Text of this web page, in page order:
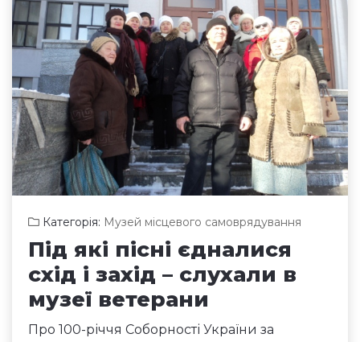
Категорія: Музей місцевого самоврядування
Під які пісні єдналися
схід і захід – слухали в
музеї ветерани
Про 100-річчя Соборності України за